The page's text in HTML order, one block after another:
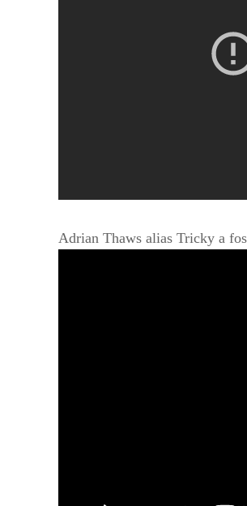
Adrian Thaws alias Tricky a